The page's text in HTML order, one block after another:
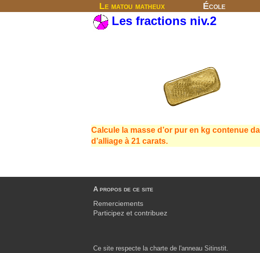
Le matou matheux École
Les fractions niv.2
Calcule la masse d’or pur en kg contenue
d’alliage à 21 carats.
A propos de ce site
Remerciements
Participez et contribuez
Ce site respecte la charte de l'anneau Sitinstit.